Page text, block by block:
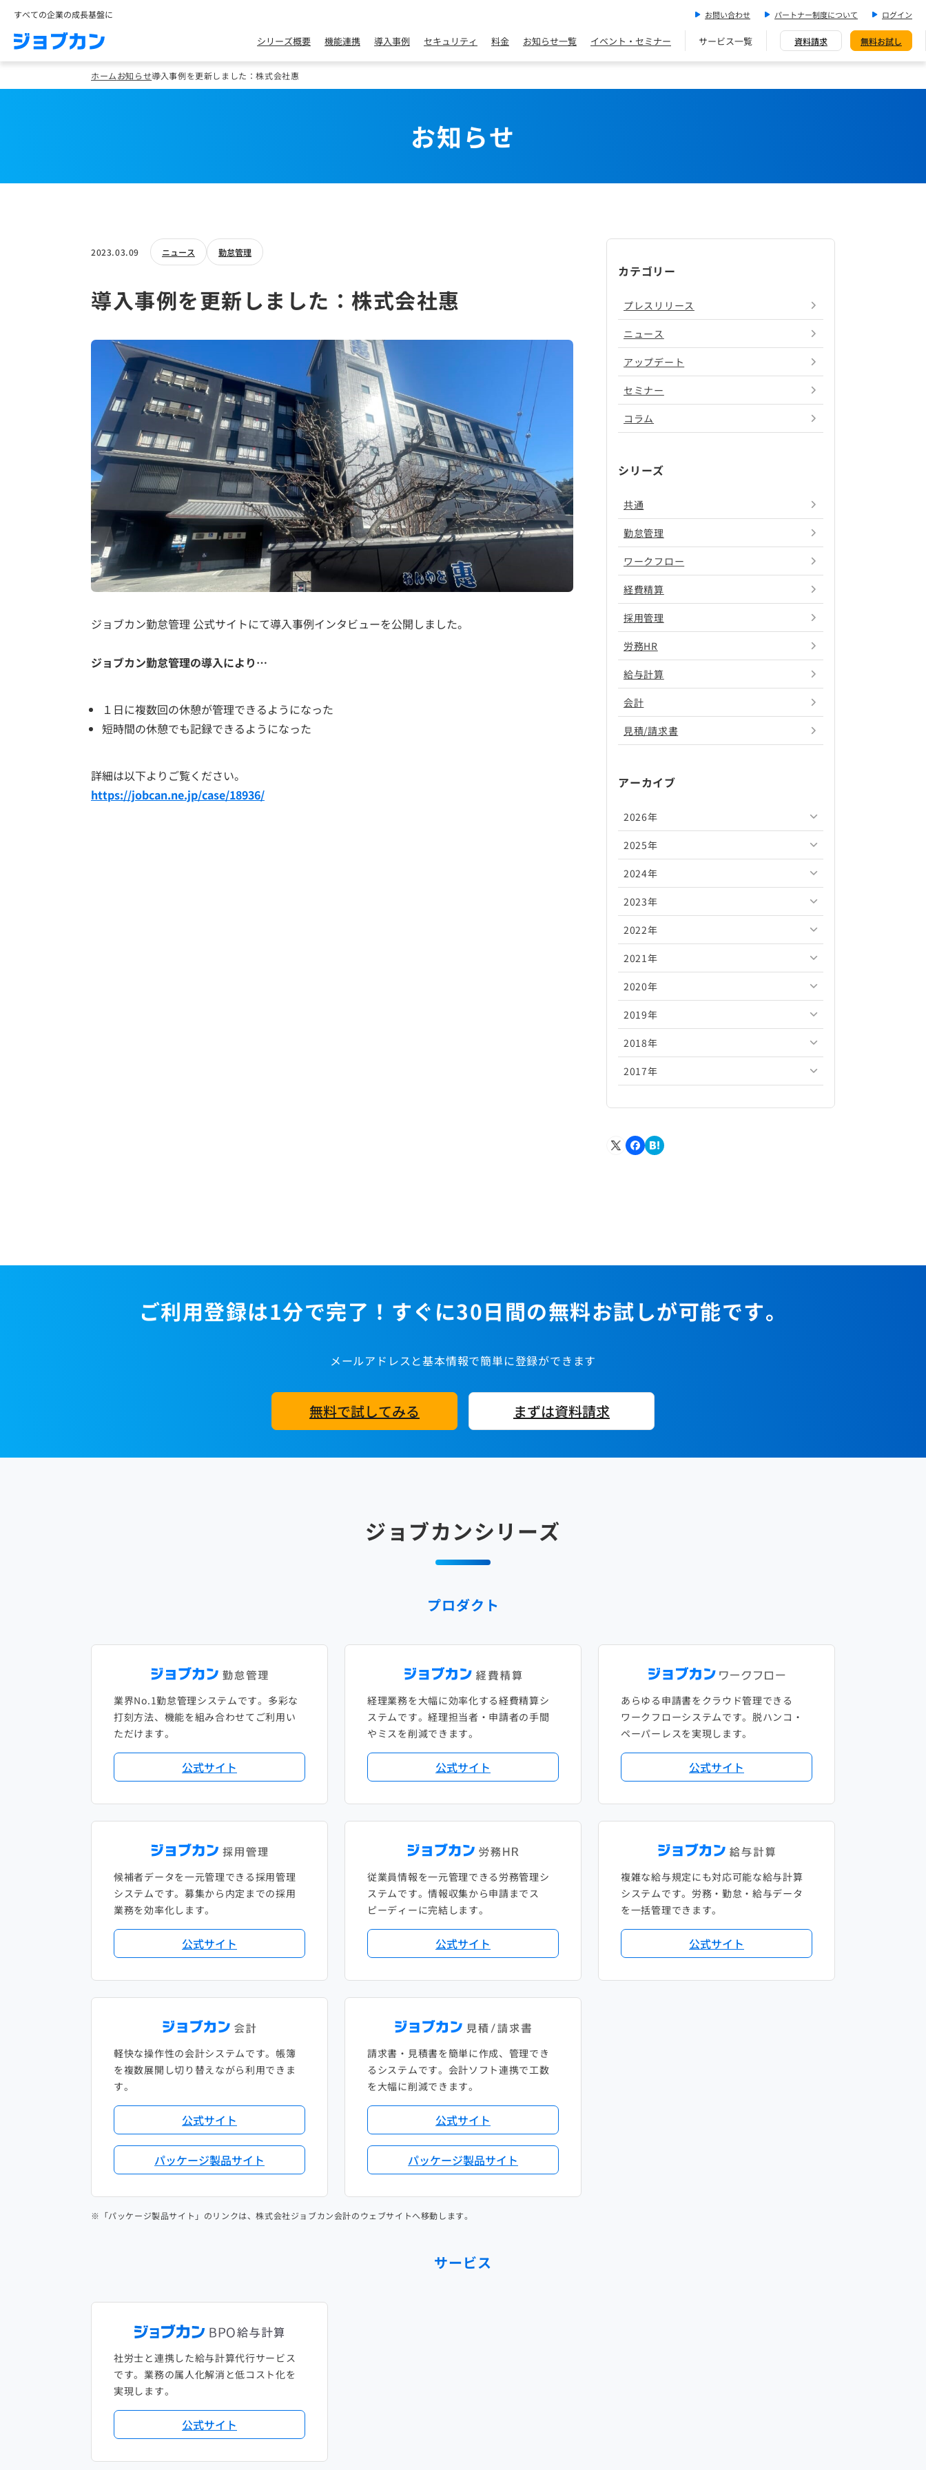
すべての企業の成長基盤に お問い合わせ パートナー制度について ログイン
シリーズ概要 機能連携 導入事例 セキュリティ 料金 お知らせ一覧 イベント・セミナー サービス一覧 資料請求 無料お試し
ホームお知らせ導入事例を更新しました：株式会社惠
お知らせ
2023.03.09 ニュース 勤怠管理
導入事例を更新しました：株式会社惠
ジョブカン勤怠管理 公式サイトにて導入事例インタビューを公開しました。
ジョブカン勤怠管理の導入により…
１日に複数回の休憩が管理できるようになった
短時間の休憩でも記録できるようになった
詳細は以下よりご覧ください。
https://jobcan.ne.jp/case/18936/
カテゴリー
プレスリリース
ニュース
アップデート
セミナー
コラム
シリーズ
共通
勤怠管理
ワークフロー
経費精算
採用管理
労務HR
給与計算
会計
見積/請求書
アーカイブ
2026年
2026年8月
2026年7月
2026年6月
2026年5月
2026年4月
2026年3月
2026年2月
2026年1月
2025年
2025年12月
2025年11月
2025年10月
2025年9月
2025年8月
2025年7月
2025年6月
2025年5月
2025年2月
2024年
2024年12月
2024年11月
2024年10月
2024年9月
2024年8月
2024年7月
2024年6月
2024年3月
2023年
2023年12月
2023年11月
2023年10月
2023年9月
2023年8月
2023年7月
2023年4月
2022年
2022年12月
2022年11月
2022年10月
2022年9月
2022年8月
2022年5月
2022年1月
2021年
2021年12月
2021年11月
2021年10月
2021年9月
2021年6月
2021年2月
2020年
2020年12月
2020年11月
2020年10月
2020年7月
2020年3月
2020年1月
2019年
2019年12月
2019年11月
2019年8月
2019年4月
2019年2月
2018年
2018年12月
2018年9月
2018年5月
2018年3月
2017年
2017年10月
2017年6月
2017年4月
ご利用登録は1分で完了！すぐに30日間の無料お試しが可能です。
メールアドレスと基本情報で簡単に登録ができます
無料で試してみる まずは資料請求
ジョブカンシリーズ
プロダクト
業界No.1勤怠管理システムです。多彩な
打刻方法、機能を組み合わせてご利用い
ただけます。
公式サイト
経理業務を大幅に効率化する経費精算シ
ステムです。経理担当者・申請者の手間
やミスを削減できます。
公式サイト
あらゆる申請書をクラウド管理できる
ワークフローシステムです。脱ハンコ・
ペーパーレスを実現します。
公式サイト
候補者データを一元管理できる採用管理
システムです。募集から内定までの採用
業務を効率化します。
公式サイト
従業員情報を一元管理できる労務管理シ
ステムです。情報収集から申請までス
ピーディーに完結します。
公式サイト
複雑な給与規定にも対応可能な給与計算
システムです。労務・勤怠・給与データ
を一括管理できます。
公式サイト
軽快な操作性の会計システムです。帳簿
を複数展開し切り替えながら利用できま
す。
公式サイト
パッケージ製品サイト
請求書・見積書を簡単に作成、管理でき
るシステムです。会計ソフト連携で工数
を大幅に削減できます。
公式サイト
パッケージ製品サイト
※「パッケージ製品サイト」のリンクは、株式会社ジョブカン会計のウェブサイトへ移動します。
サービス
社労士と連携した給与計算代行サービス
です。業務の属人化解消と低コスト化を
実現します。
公式サイト